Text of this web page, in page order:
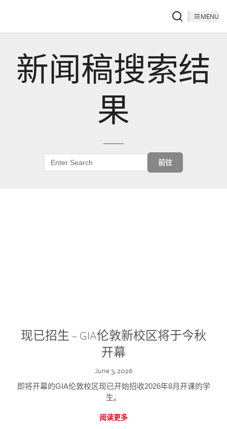
MENU
新闻稿搜索结
果
前往
现已招生 – GIA伦敦新校区将于今秋
开幕
June 3, 2026
即将开幕的GIA伦敦校区现已开始招收2026年8月开课的学
生。
阅读更多